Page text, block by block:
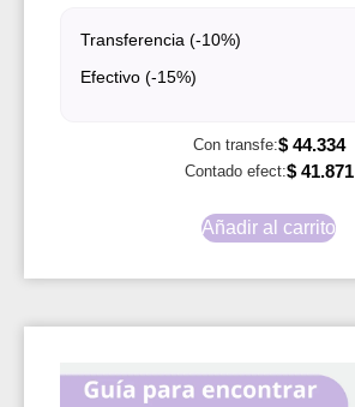
Transferencia (-10%)
Efectivo (-15%)
Con transfe:$44.334
Contado efect:$41.871
Añadir al carrito